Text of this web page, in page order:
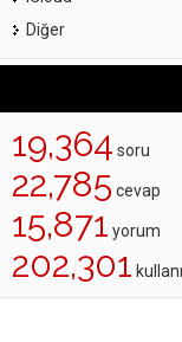
Diğer
19,364 soru
22,785 cevap
15,871 yorum
202,301